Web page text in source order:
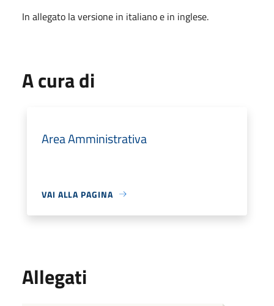
In allegato la versione in italiano e in inglese.
A cura di
Area Amministrativa
VAI ALLA PAGINA
Allegati